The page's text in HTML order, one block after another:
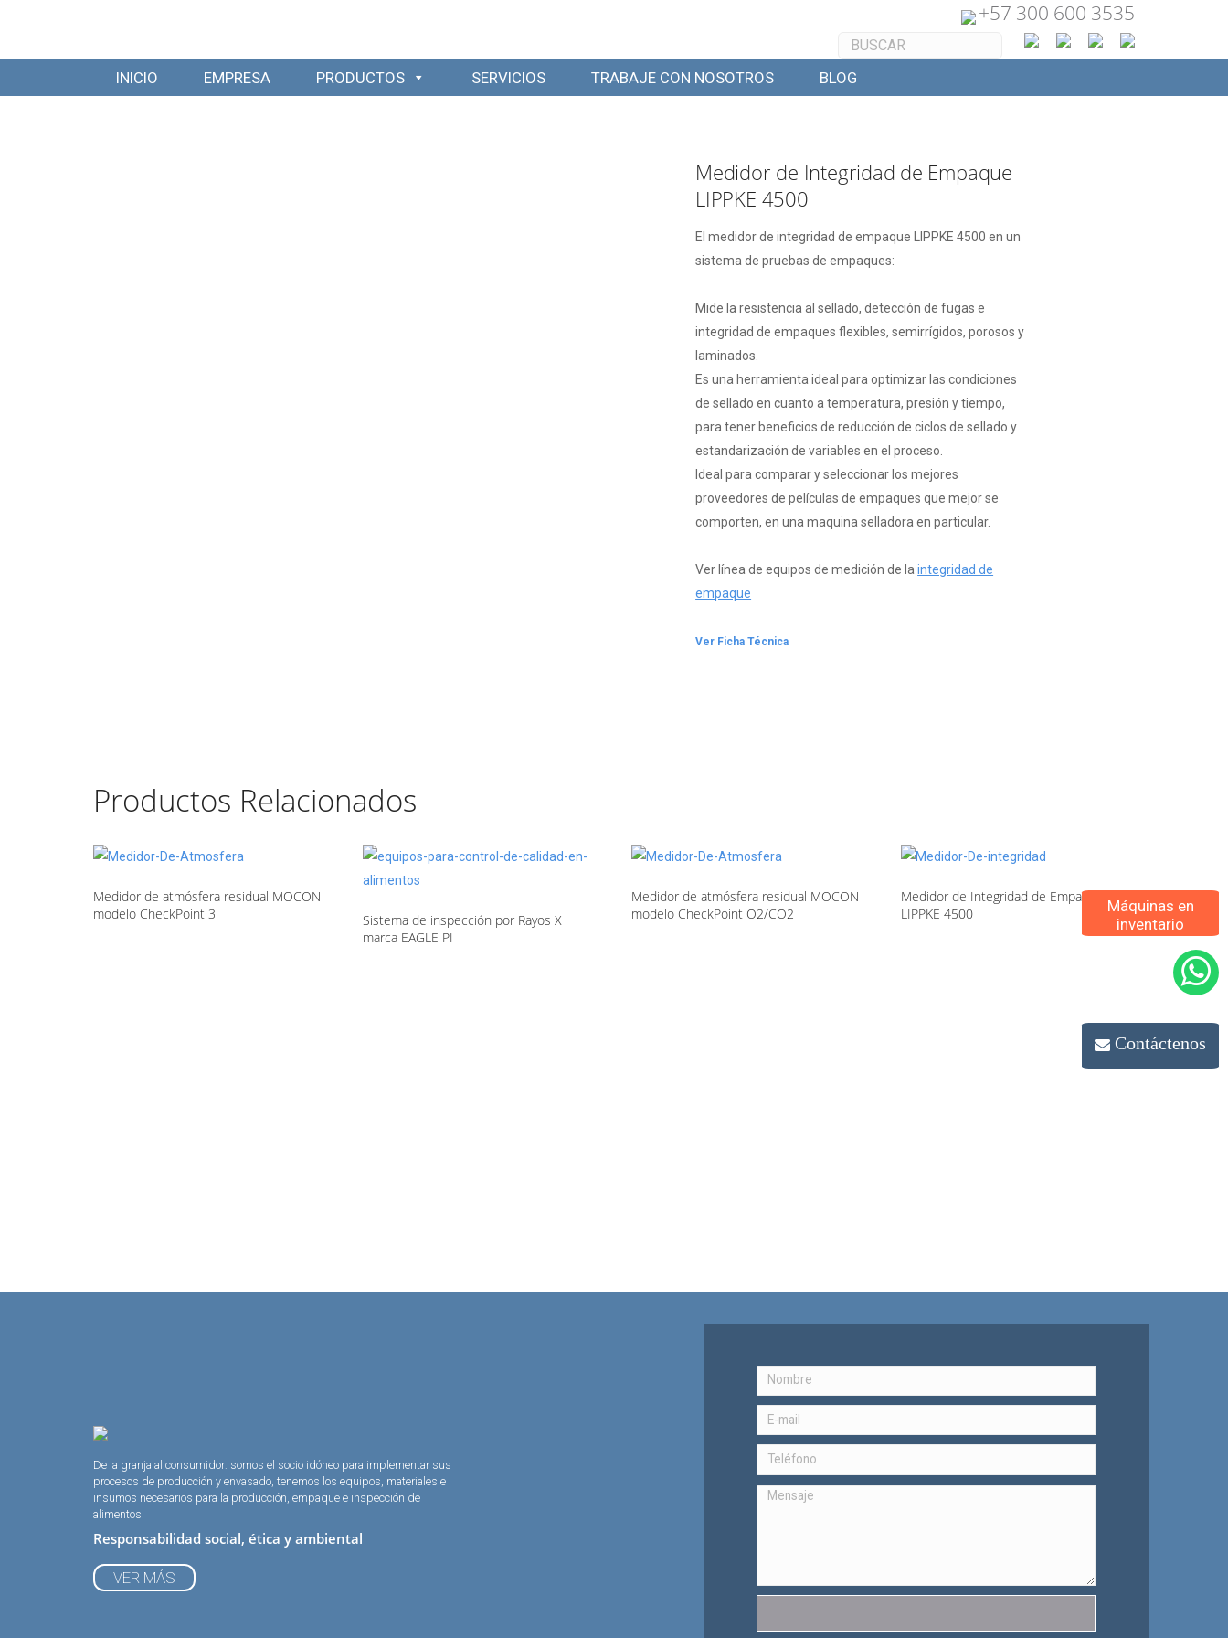
+57 300 600 3535
INICIO EMPRESA PRODUCTOS SERVICIOS TRABAJE CON NOSOTROS BLOG
Contáctenos
Máquinas en
inventario
Medidor de Integridad de Empaque
LIPPKE 4500
El medidor de integridad de empaque LIPPKE 4500 en un
sistema de pruebas de empaques:
Mide la resistencia al sellado, detección de fugas e
integridad de empaques flexibles, semirrígidos, porosos y
laminados.
Es una herramienta ideal para optimizar las condiciones
de sellado en cuanto a temperatura, presión y tiempo,
para tener beneficios de reducción de ciclos de sellado y
estandarización de variables en el proceso.
Ideal para comparar y seleccionar los mejores
proveedores de películas de empaques que mejor se
comporten, en una maquina selladora en particular.
Ver línea de equipos de medición de laintegridad de
empaque
Ver Ficha Técnica
Productos Relacionados
Medidor de atmósfera residual MOCON
modelo CheckPoint 3
Sistema de inspección por Rayos X
marca EAGLE PI
Medidor de atmósfera residual MOCON
modelo CheckPoint O2/CO2
Medidor de Integridad de Empaque
LIPPKE 4500
De la granja al consumidor: somos el socio idóneo para implementar sus
procesos de producción y envasado, tenemos los equipos, materiales e
insumos necesarios para la producción, empaque e inspección de
alimentos.
Responsabilidad social, ética y ambiental
VER MÁS